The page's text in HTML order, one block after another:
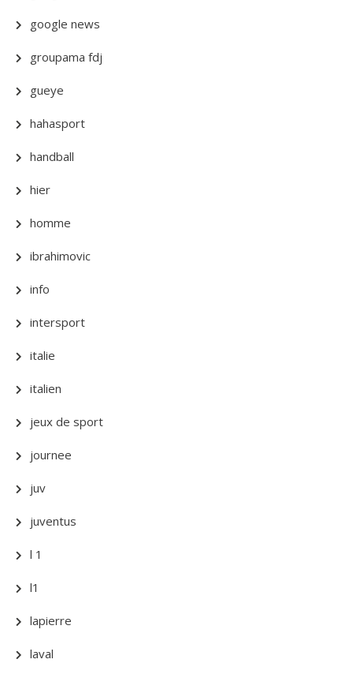
google news
groupama fdj
gueye
hahasport
handball
hier
homme
ibrahimovic
info
intersport
italie
italien
jeux de sport
journee
juv
juventus
l 1
l1
lapierre
laval